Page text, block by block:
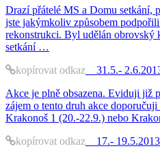
Drazí přátelé MS a Domu setkání,
jste jakýmkoliv způsobem
rekonstrukci. Byl udělán obrovský
setkání …
kopírovat odkaz 31.5.-
Akce je plně obsazena. Eviduji již
zájem o tento druh akce
Krakonoš 1 (20.-22.9.) nebo
kopírovat odkaz 17.- 19.5.2013